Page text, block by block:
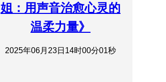
姐：用声音治愈心灵的
温柔力量》
2025年06月23日14时00分01秒